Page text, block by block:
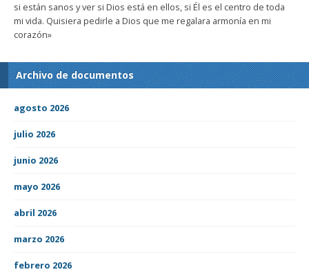
si están sanos y ver si Dios está en ellos, si Él es el centro de toda
mi vida. Quisiera pedirle a Dios que me regalara armonía en mi
corazón»
Archivo de documentos
agosto 2026
julio 2026
junio 2026
mayo 2026
abril 2026
marzo 2026
febrero 2026